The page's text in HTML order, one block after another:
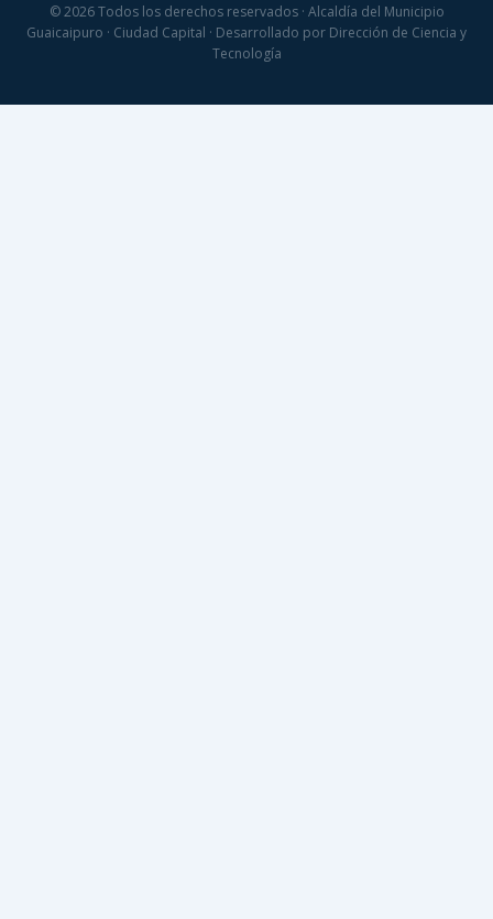
© 2026 Todos los derechos reservados · Alcaldía del Municipio
Guaicaipuro · Ciudad Capital · Desarrollado por Dirección de Ciencia y
Tecnología